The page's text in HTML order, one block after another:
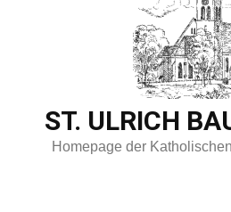
ST. ULRICH
Homepage der